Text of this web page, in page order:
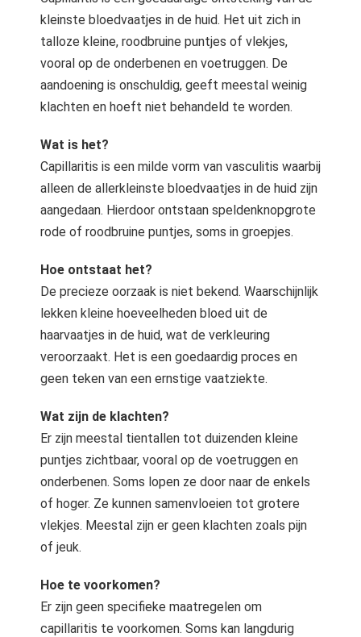
kleinste bloedvaatjes in de huid. Het uit zich in
talloze kleine, roodbruine puntjes of vlekjes,
vooral op de onderbenen en voetruggen. De
aandoening is onschuldig, geeft meestal weinig
klachten en hoeft niet behandeld te worden.
Wat is het?
Capillaritis is een milde vorm van vasculitis waarbij
alleen de allerkleinste bloedvaatjes in de huid zijn
aangedaan. Hierdoor ontstaan speldenknopgrote
rode of roodbruine puntjes, soms in groepjes.
Hoe ontstaat het?
De precieze oorzaak is niet bekend. Waarschijnlijk
lekken kleine hoeveelheden bloed uit de
haarvaatjes in de huid, wat de verkleuring
veroorzaakt. Het is een goedaardig proces en
geen teken van een ernstige vaatziekte.
Wat zijn de klachten?
Er zijn meestal tientallen tot duizenden kleine
puntjes zichtbaar, vooral op de voetruggen en
onderbenen. Soms lopen ze door naar de enkels
of hoger. Ze kunnen samenvloeien tot grotere
vlekjes. Meestal zijn er geen klachten zoals pijn
of jeuk.
Hoe te voorkomen?
Er zijn geen specifieke maatregelen om
capillaritis te voorkomen. Soms kan langdurig
op
gebruikt
te
website-
van